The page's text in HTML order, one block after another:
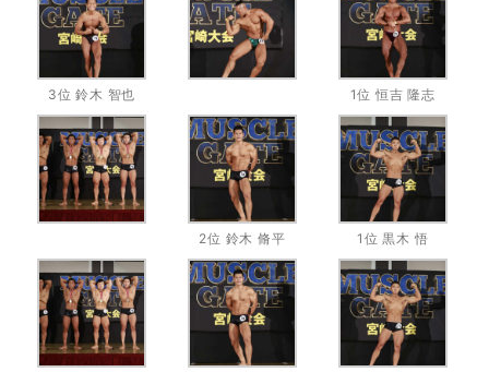
3位 鈴木 智也 1位 恒吉 隆志
2位 鈴木 脩平 1位 黒木 悟